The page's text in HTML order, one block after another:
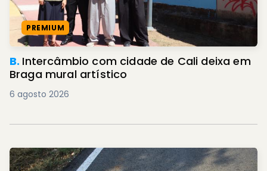
PREMIUM
B. Intercâmbio com cidade de Cali deixa em
Braga mural artístico
6 agosto 2026